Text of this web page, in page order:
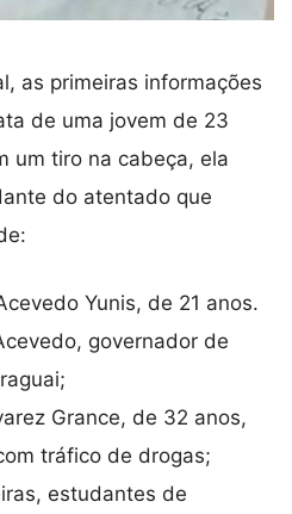
as primeiras informações
de uma jovem de 23
um tiro na cabeça, ela
do atentado que
Yunis, de 21 anos.
governador de
Grance, de 32 anos,
tráfico de drogas;
estudantes de